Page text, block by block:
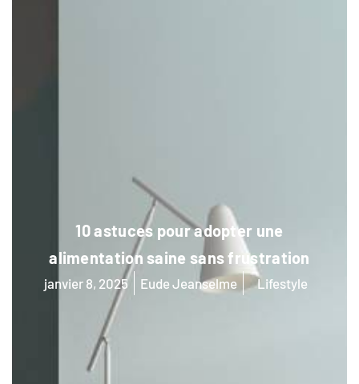
10 astuces pour adopter une
alimentation saine sans frustration
janvier 8, 2025 Eude Jeanselme Lifestyle